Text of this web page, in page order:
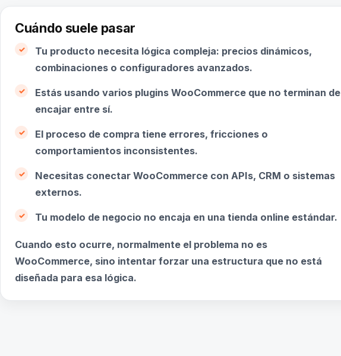
Cuándo suele pasar
Tu producto necesita lógica compleja: precios dinámicos,
combinaciones o configuradores avanzados.
Estás usando varios plugins WooCommerce que no terminan de
encajar entre sí.
El proceso de compra tiene errores, fricciones o
comportamientos inconsistentes.
Necesitas conectar WooCommerce con APIs, CRM o sistemas
externos.
Tu modelo de negocio no encaja en una tienda online estándar.
Cuando esto ocurre, normalmente el problema no es
WooCommerce, sino intentar forzar una estructura que no está
diseñada para esa lógica.